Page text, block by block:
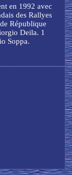
en 1992 avec
des Rallyes
République
Deila. 1
Soppa.